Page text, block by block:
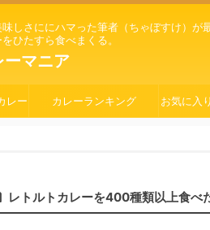
しさににハマった筆者（ちゃぼすけ）が
ひたすら食べまくる。
ーマニア
レー カレーランキング お気に入
レトルトカレーを400種類以上食べ